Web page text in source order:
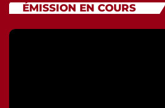
ÉMISSION EN COURS